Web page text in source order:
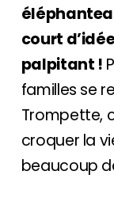
court
palpitant !
familles se
Trompette,
croquer la
beaucoup